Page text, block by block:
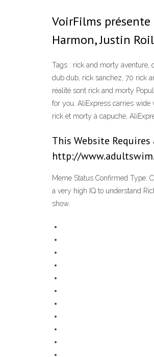
VoirFilms présente
Harmon, Justin
Tags : rick and morty
dub dub, rick sanchez, 70 rick
réalité sont rick and morty
for you. AliExpress carries wide
rick et morty à capuche,
This Website
http://
Meme Status Confirmed Type:
a very high IQ to understand
show.